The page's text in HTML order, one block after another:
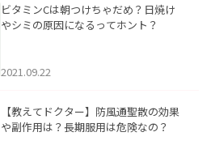
ビタミンCは朝つけちゃだめ？日焼け
やシミの原因になるってホント？
2021.09.22
【教えてドクター】防風通聖散の効果
や副作用は？長期服用は危険なの？